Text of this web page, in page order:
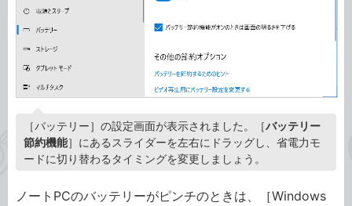
［バッテリー］の設定画面が表示されました。［バッテリー
節約機能］にあるスライダーを左右にドラッグし、省電力モ
ードに切り替わるタイミングを変更しましょう。
ノートPCのバッテリーがピンチのときは、［Windows